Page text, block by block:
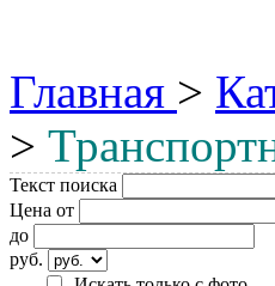
Главная >
>
Текст поиска
Цена от
до
руб.